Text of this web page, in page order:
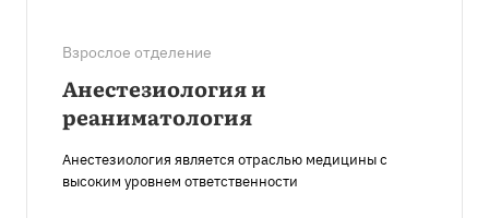
Взрослое отделение
Анестезиология и
реаниматология
Анестезиология является отраслью медицины с
высоким уровнем ответственности